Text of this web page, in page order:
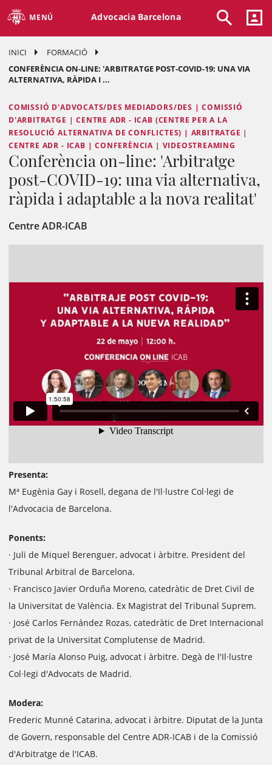
MENÚ Advocacia Barcelona
INICI
FORMACIÓ
CONFERÈNCIA ON-LINE: 'ARBITRATGE POST-COVID-19: UNA VIA
ALTERNATIVA, RÀPIDA I ...
COMISSIÓ D'ADVOCATS/DES MEDIADORS/DES | COMISSIÓ
D'ARBITRATGE | CENTRE ADR - ICAB (CENTRE PER A LA
RESOLUCIÓ ALTERNATIVA DE CONFLICTES) | ARBITRATGE |
CENTRE ADR - ICAB | CONFERÈNCIA | VIDEOSTREAMING
Conferència on-line: 'Arbitratge
post-COVID-19: una via alternativa,
ràpida i adaptable a la nova realitat'
Centre ADR-ICAB
Presenta:
Mª Eugènia Gay i Rosell, degana de l'Il·lustre Col·legi de
l'Advocacia de Barcelona.
Ponents:
· Juli de Miquel Berenguer, advocat i àrbitre. President del
Tribunal Arbitral de Barcelona.
· Francisco Javier Orduña Moreno, catedràtic de Dret Civil de
la Universitat de València. Ex Magistrat del Tribunal Suprem.
· José Carlos Fernández Rozas, catedràtic de Dret Internacional
privat de la Universitat Complutense de Madrid.
· José María Alonso Puig, advocat i àrbitre. Degà de l'Il·lustre
Col·legi d'Advocats de Madrid.
Modera:
Frederic Munné Catarina, advocat i àrbitre. Diputat de la Junta
de Govern, responsable del Centre ADR-ICAB i de la Comissió
d'Arbitratge de l'ICAB.